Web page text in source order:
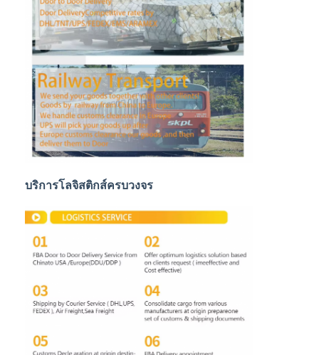
จัดส่งด่วน
การขนส่งสินค้าทางรถไฟ
จัดส่งไปยัง Amazon
รถบรรทุกขนส่งสินค้า
บริการจัดเก็บ
บริการโลจิสติกส์ครบวงจร